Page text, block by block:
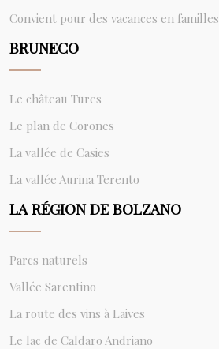
Convient pour des vacances en familles
BRUNECO
Le château Tures
Le plan de Corones
La vallée de Casies
La vallée Aurina Terento
LA RÉGION DE BOLZANO
Parcs naturels
Vallée Sarentino
La route des vins à Laives
Le lac de Caldaro Andriano